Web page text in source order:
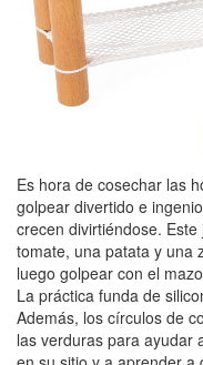
Es hora de cosechar las
golpear divertido e
crecen divirtiéndose.
tomate, una patata y una
luego golpear con el
La práctica funda de
Además, los círculos de
las verduras para ayudar